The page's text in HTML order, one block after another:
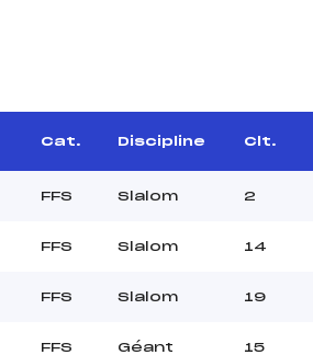
Cat. Discipline Clt.
FFS Slalom 2
FFS Slalom 14
FFS Slalom 19
FFS Géant 15